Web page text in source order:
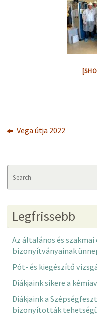
Vega útja 2022
Legfrissebb
Az általános és
bizonyítványainak
Pót- és kiegészítő
Diákjaink sikere a
Diákjaink a
bizonyították